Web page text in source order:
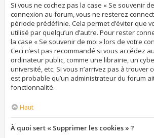
Si vous ne cochez pas la case « Se souvenir
connexion au forum, vous ne resterez
période prédéfinie. Cela permet d’éviter que
utilisé par quelqu’un d’autre. Pour rester
la case « Se souvenir de moi » lors de votre
Ceci n’est pas recommandé si vous accédez
ordinateur public, comme une librairie, un
université, etc. Si vous n’arrivez pas à trouver
est probable qu’un administrateur du forum
fonctionnalité.
Haut
À quoi sert « Supprimer les cookies » ?